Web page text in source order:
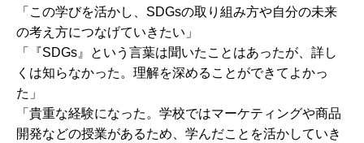
「この学びを活かし、SDGsの取り組み方や自分の未来
の考え方につなげていきたい」
「『SDGs』という言葉は聞いたことはあったが、詳し
くは知らなかった。理解を深めることができてよかっ
た」
「貴重な経験になった。学校ではマーケティングや商品
開発などの授業があるため、学んだことを活かしていき